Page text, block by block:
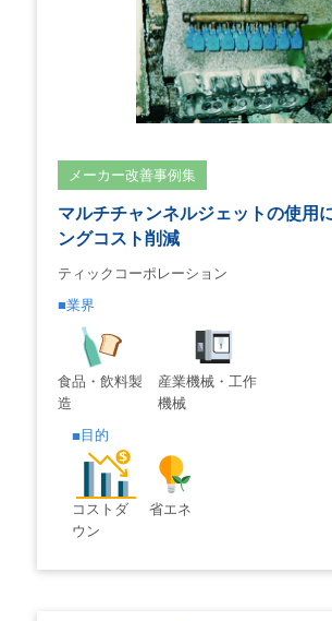
メーカー改善事例集
マルチチャンネルジェットの使用
ングコスト削減
ティックコーポレーション
業界
食品・飲料製
造
産業機械・工作
機械
目的
コストダ
ウン
省エネ